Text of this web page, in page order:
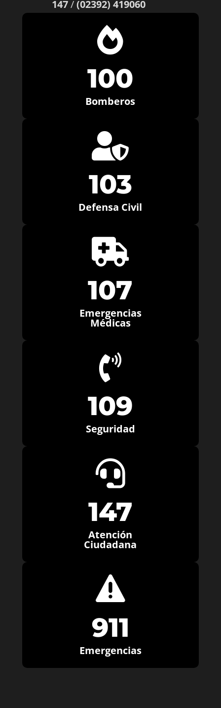
147/(02392) 419060

100
Bomberos

103
Defensa Civil

107
Emergencias
Médicas

109
Seguridad

147
Atención
Ciudadana

911
Emergencias